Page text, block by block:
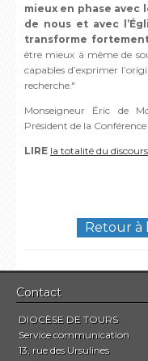
mieux en phase avec
de nous et avec
transforme
être mieux à même de
capables d’exprimer
recherche."
Monseigneur Éric de
Président de la
LIRE la totalité du discours
Retour à
Contact
DIOCÈSE DE TOURS
Service communication
13, rue des Ursulines